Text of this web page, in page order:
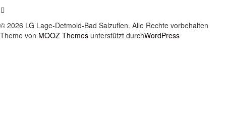
© 2026 LG Lage-Detmold-Bad Salzuflen. Alle Rechte vorbehalten
Theme von MOOZ Themes unterstützt durchWordPress